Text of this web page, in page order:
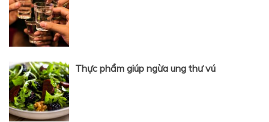
Thực phẩm giúp ngừa ung thư vú